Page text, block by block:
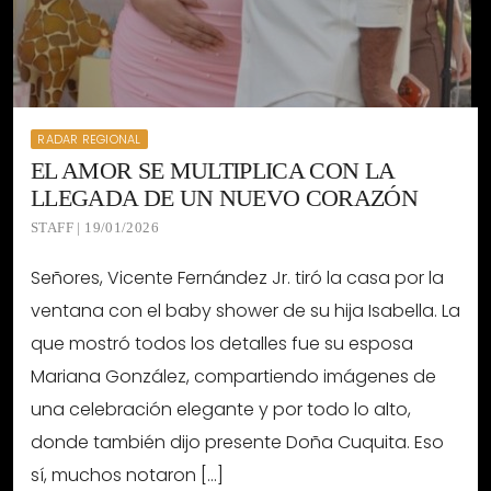
RADAR REGIONAL
EL AMOR SE MULTIPLICA CON LA
LLEGADA DE UN NUEVO CORAZÓN
STAFF | 19/01/2026
Señores, Vicente Fernández Jr. tiró la casa por la
ventana con el baby shower de su hija Isabella. La
que mostró todos los detalles fue su esposa
Mariana González, compartiendo imágenes de
una celebración elegante y por todo lo alto,
donde también dijo presente Doña Cuquita. Eso
sí, muchos notaron […]